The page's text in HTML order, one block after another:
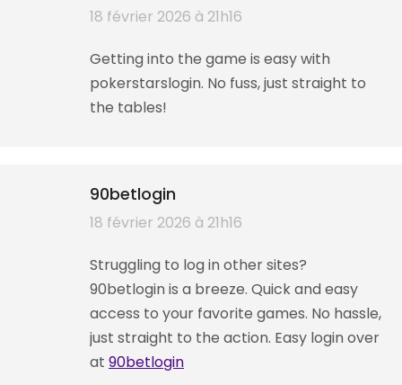
dit
18 février 2026 à 21h16
Getting into the game is easy with
pokerstarslogin. No fuss, just straight to
the tables!
90betlogin
dit
18 février 2026 à 21h16
Struggling to log in other sites?
90betlogin is a breeze. Quick and easy
access to your favorite games. No hassle,
just straight to the action. Easy login over
at 90betlogin